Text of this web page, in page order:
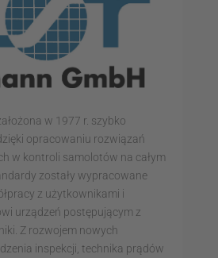
w 1977 r. szybko
opracowaniu rozwiązań
w kontroli samolotów na całym
zostały wypracowane
z użytkownikami i
urządzeń postępującym z
Z rozwojem nowych
inspekcji, technika prądów